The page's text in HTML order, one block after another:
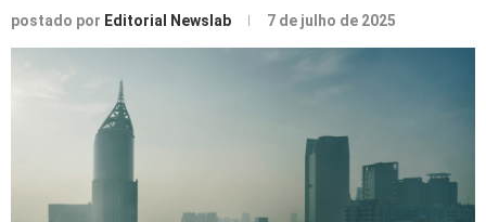
postado por Editorial Newslab 7 de julho de 2025